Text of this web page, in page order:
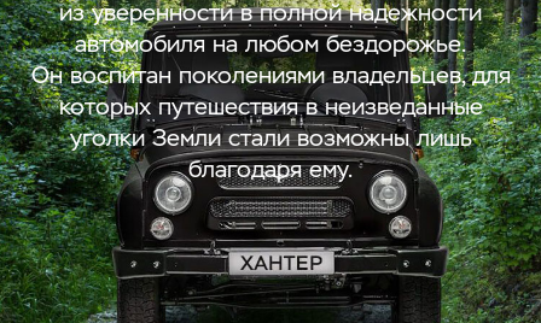
из уверенности в полной надежности
автомобиля на любом бездорожье.
Он воспитан поколениями владельцев, для
которых путешествия в неизведанные
уголки Земли стали возможны лишь
благодаря ему.